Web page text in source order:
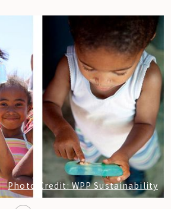
Photo Credit: WPP Sustainability